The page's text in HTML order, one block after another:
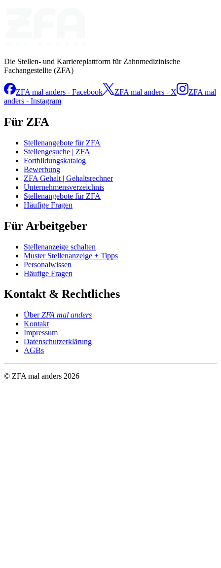
Die Stellen- und Karriereplattform für Zahnmedizinische
Fachangestellte (ZFA)
ZFA mal anders - Facebook ZFA mal anders - X
ZFA mal
anders - Instagram
Für ZFA
Stellenangebote für ZFA
Stellengesuche | ZFA
Fortbildungskatalog
Bewerbung
ZFA Gehalt | Gehaltsrechner
Unternehmensverzeichnis
Stellenangebote für ZFA
Häufige Fragen
Für Arbeitgeber
Stellenanzeige schalten
Muster Stellenanzeige + Tipps
Personalwissen
Häufige Fragen
Kontakt & Rechtliches
ÜberZFA mal anders
Kontakt
Impressum
Datenschutzerklärung
AGBs
© ZFA mal anders 2026